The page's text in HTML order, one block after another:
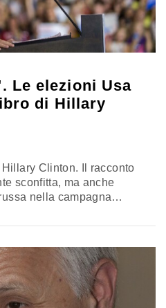
Le elezioni Usa
di Hillary
Clinton. Il racconto
sconfitta, ma anche
nella campagna
sentivo un’equilibrista
è arrivato il…